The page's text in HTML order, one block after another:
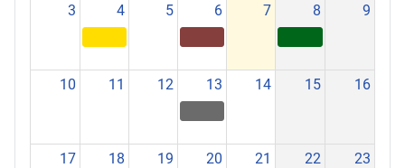
3 4 5 6 7 8 9
10 11 12 13 14 15 16
17 18 19 20 21 22 23